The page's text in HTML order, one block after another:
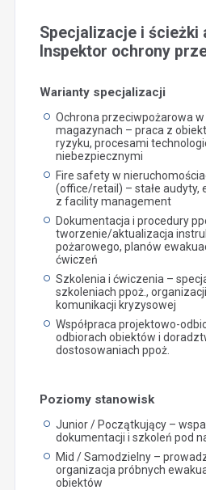
Specjalizacje i ścieżki
Inspektor ochrony
Warianty specjalizacji
Ochrona przeciwpożarowa
magazynach – praca z
ryzyku, procesami
niebezpiecznymi
Fire safety w
(office/retail) – stałe audyty,
z facility management
Dokumentacja i procedury
tworzenie/aktualizacja
pożarowego, planów
ćwiczeń
Szkolenia i ćwiczenia –
szkoleniach ppoż.,
komunikacji kryzysowej
Współpraca projektowo-
odbiorach obiektów i
dostosowaniach ppoż.
Poziomy stanowisk
Junior / Początkujący –
dokumentacji i szkoleń pod
Mid / Samodzielny –
organizacja próbnych
obiektów